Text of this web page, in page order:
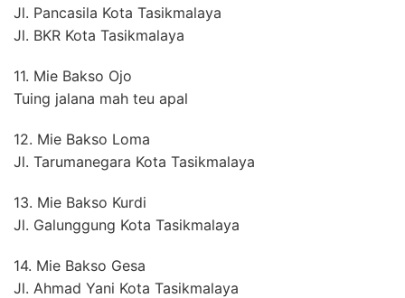
Jl. Pancasila Kota Tasikmalaya
Jl. BKR Kota Tasikmalaya
11. Mie Bakso Ojo
Tuing jalana mah teu apal
12. Mie Bakso Loma
Jl. Tarumanegara Kota Tasikmalaya
13. Mie Bakso Kurdi
Jl. Galunggung Kota Tasikmalaya
14. Mie Bakso Gesa
Jl. Ahmad Yani Kota Tasikmalaya